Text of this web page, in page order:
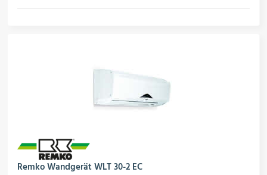
Remko Wandgerät WLT 30-2 EC